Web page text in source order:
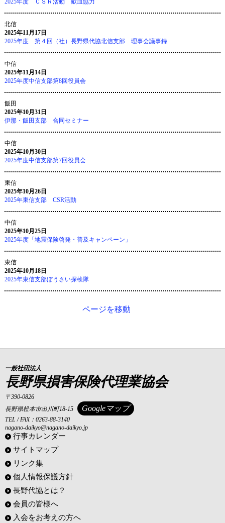
2025年度 ＣＳＲ活動 献血協力
北信
2025年11月17日
2025年度 第４回（社）長野県代協北信支部 理事会議事録
中信
2025年11月14日
2025年度中信支部第8回役員会
飯田
2025年10月31日
伊那・飯田支部 合同セミナー
中信
2025年10月30日
2025年度中信支部第7回役員会
東信
2025年10月26日
2025年東信支部 CSR活動
中信
2025年10月25日
2025年度「地震保険啓発・普及キャンペーン」
東信
2025年10月18日
2025年東信支部ぼうさい探検隊
ページを移動
一般社団法人
長野県損害保険代理業協会
〒390-0826
長野県松本市出川町18-15
Googleマップ
TEL / FAX：0263-88-3140
nagano-daikyo@nagano-daikyo.jp
行事カレンダー
サイトマップ
リンク集
個人情報保護方針
長野代協とは？
会員の皆様へ
入会をお考えの方へ